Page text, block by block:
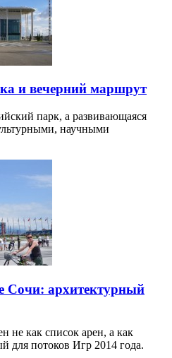
и вечерний маршрут
парк, а развивающаяся
научными
Сочи: архитектурный
не как список арен, а как
для потоков Игр 2014 года.